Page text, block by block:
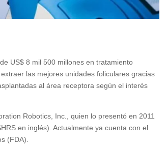
US$ 8 mil 500 millones en tratamiento
las mejores unidades foliculares gracias
al área receptora según el interés
Robotics, Inc., quien lo presentó en 2011
en inglés). Actualmente ya cuenta con el
(FDA).